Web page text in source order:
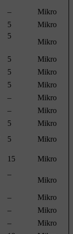
–
Mikro
5
Mikro
5
Mikro
5
Mikro
5
Mikro
5
Mikro
–
Mikro
–
Mikro
5
Mikro
5
Mikro
15
Mikro
–
Mikro
–
Mikro
–
Mikro
–
Mikro